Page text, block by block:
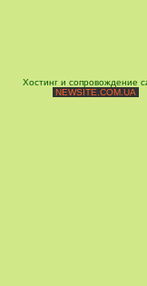
Хостинг и сопровождение
NEWSITE.COM.UA